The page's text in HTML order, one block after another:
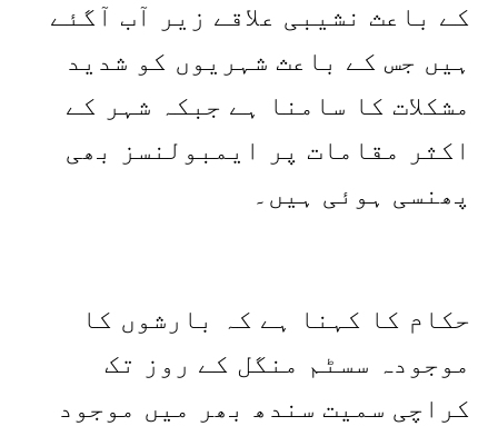
کے باعث نشیبی علاقے زیر آب آگئے
ہیں جس کے باعث شہریوں کو شدید
مشکلات کا سامنا ہے جبکہ شہر کے
اکثر مقامات پر ایمبولنسز بھی
پھنسی ہوئی ہیں۔
حکام کا کہنا ہے کہ بارشوں کا
موجودہ سسٹم منگل کے روز تک
کراچی سمیت سندھ بھر میں موجود